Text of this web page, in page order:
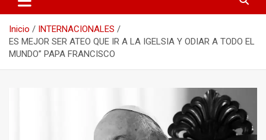
Inicio
INTERNACIONALES
ES MEJOR SER ATEO QUE IR A LA IGELSIA Y ODIAR A TODO EL
MUNDO” PAPA FRANCISCO